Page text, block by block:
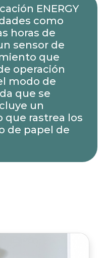
ENERGY
como
horas de
sensor de
que
operación
modo de
que se
un
que rastrea los
de papel de